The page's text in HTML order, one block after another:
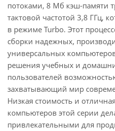
потоками, 8 Мб кэш-памяти
тактовой частотой 3,8 ГГц,
в режиме Turbo. Этот
сборки надежных,
универсальных
решения учебных и
пользователей
захватывающий мир
Низкая стоимость и
компьютеров этой серии
привлекательными для